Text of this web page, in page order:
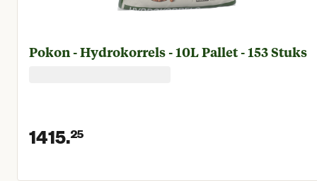
Pokon - Hydrokorrels - 10L Pallet - 153 Stuks
1415.25